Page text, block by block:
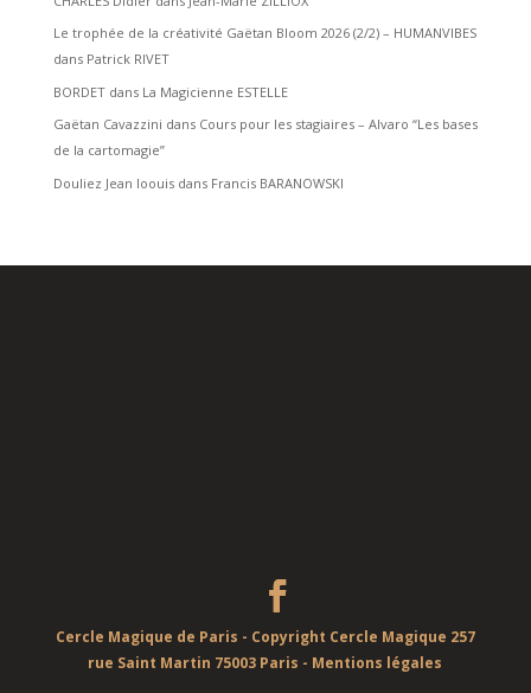
Le trophée de la créativité Gaëtan Bloom 2026 (2/2) – HUMANVIBES
dans Patrick RIVET
BORDETdans La Magicienne ESTELLE
Gaëtan Cavazzini dans Cours pour les stagiaires – Alvaro “Les bases
de la cartomagie”
Douliez Jean loouisdans Francis BARANOWSKI
Cercle Magique de Paris - Copyright Cercle Magique 257
rue Saint Martin 75003 Paris - Mentions légales